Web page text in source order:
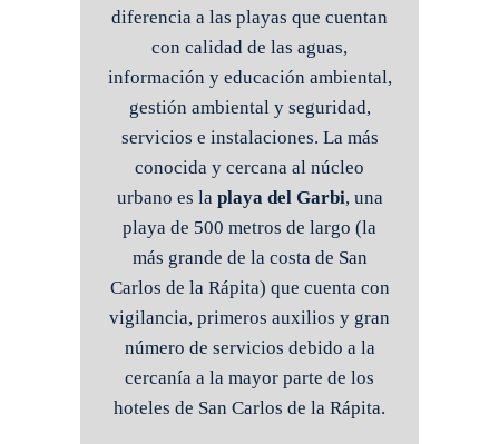
diferencia a las playas que cuentan
con calidad de las aguas,
información y educación ambiental,
gestión ambiental y seguridad,
servicios e instalaciones. La más
conocida y cercana al núcleo
urbano es la playa del Garbi, una
playa de 500 metros de largo (la
más grande de la costa de San
Carlos de la Rápita) que cuenta con
vigilancia, primeros auxilios y gran
número de servicios debido a la
cercanía a la mayor parte de los
hoteles de San Carlos de la Rápita.